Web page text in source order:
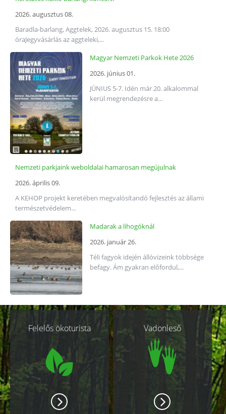
2026. augusztus 08.
Baradla-barlang, Aggtelek, 2026. augusztus 15. 18:00
óraJegyvásárlás az aggteleki,...
Magyar Nemzeti Parkok Hete 2026
2026. június 01.
JÚNIUS 5-7. Idén már 20. alkalommal
kerül megrendezésre a...
Nemzeti parkjaink weboldalai hamarosan megújulnak
2026. április 09.
A KEHOP projekt keretében megvalósítandó fejlesztés az állami
természetvédelem...
Madarak a lihogóknál
2026. január 26.
Téli fagyok idején állóvizeink többsége
befagy. Ám gyakran előfordul,...
Kapcsolódó
oldalakFelelős ökoturista Vadonleső